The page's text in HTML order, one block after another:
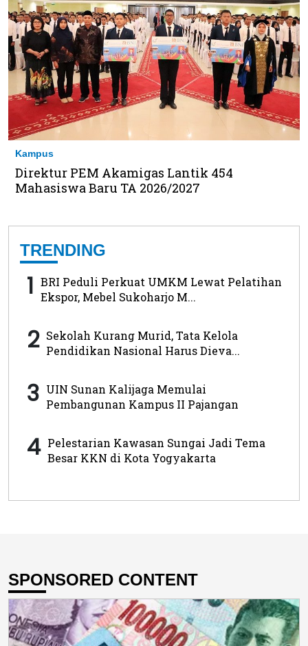
Kampus
Direktur PEM Akamigas Lantik 454
Mahasiswa Baru TA 2026/2027
TRENDING
1 BRI Peduli Perkuat UMKM Lewat Pelatihan
Ekspor, Mebel Sukoharjo M...
2 Sekolah Kurang Murid, Tata Kelola
Pendidikan Nasional Harus Dieva...
3 UIN Sunan Kalijaga Memulai
Pembangunan Kampus II Pajangan
4 Pelestarian Kawasan Sungai Jadi Tema
Besar KKN di Kota Yogyakarta
SPONSORED CONTENT